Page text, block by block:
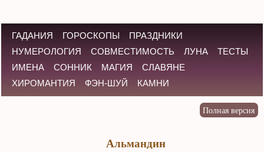
ГАДАНИЯ ГОРОСКОПЫ
ПРАЗДНИКИ
НУМЕРОЛОГИЯ
СОВМЕСТИМОСТЬ ЛУНА
ТЕСТЫ
ИМЕНА
СОННИК МАГИЯ
СЛАВЯНЕ
ХИРОМАНТИЯ
ФЭН-ШУЙ КАМНИ
Альмандин